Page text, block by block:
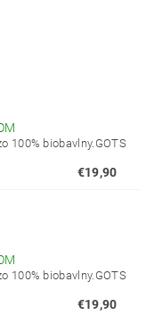
100% biobavlny.GOTS
€19,90
100% biobavlny.GOTS
€19,90